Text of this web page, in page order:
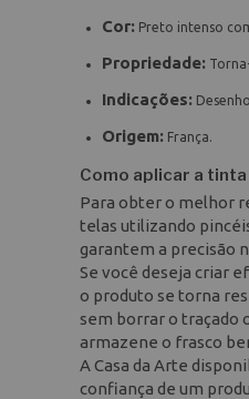
Cor: Preto intenso
Propriedade:
Indicações:
Origem: França.
Como aplicar a
Para obter o melhor
telas utilizando
garantem a precisão
Se você deseja criar
o produto se torna
sem borrar o traçado
armazene o frasco
A Casa da Arte
confiança de um